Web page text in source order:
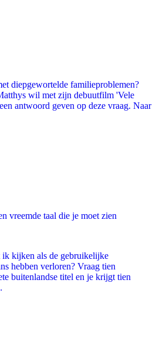
diepgewortelde familieproblemen?
wil met zijn debuutfilm 'Vele
antwoord geven op deze vraag. Naar
vreemde taal die je moet zien
kijken als de gebruikelijke
hebben verloren? Vraag tien
buitenlandse titel en je krijgt tien